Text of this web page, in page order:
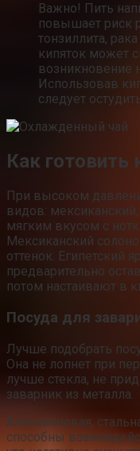
Важно! Пить
повышает риск
тонзиллита,
кипяток может
возникновение
Использовав
следует
Как готовить
При высоком
видов:
мягким вкусом с
Мексиканский
оттенок. Египетский
предварительно
потом настаивают в
Посуда для
Лучше подобрать
Она не лопнет при
лучше стекла, не
заварник из металла.
Алюминиевая,
способны